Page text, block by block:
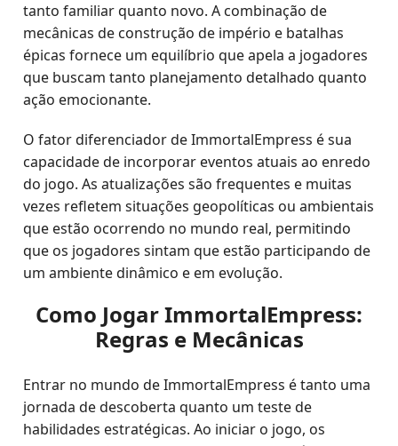
tanto familiar quanto novo. A combinação de
mecânicas de construção de império e batalhas
épicas fornece um equilíbrio que apela a jogadores
que buscam tanto planejamento detalhado quanto
ação emocionante.
O fator diferenciador de ImmortalEmpress é sua
capacidade de incorporar eventos atuais ao enredo
do jogo. As atualizações são frequentes e muitas
vezes refletem situações geopolíticas ou ambientais
que estão ocorrendo no mundo real, permitindo
que os jogadores sintam que estão participando de
um ambiente dinâmico e em evolução.
Como Jogar ImmortalEmpress:
Regras e Mecânicas
Entrar no mundo de ImmortalEmpress é tanto uma
jornada de descoberta quanto um teste de
habilidades estratégicas. Ao iniciar o jogo, os